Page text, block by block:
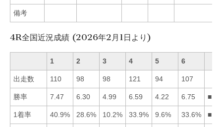
備考
4R全国近況成績 (2026年2月1日より)
1 2 3 4 5 6
出走数 110 98 98 121 94 107
勝率 7.47 6.30 4.99 6.59 4.22 6.75
1着率 40.9% 28.6% 10.2% 33.9% 9.6% 33.6%